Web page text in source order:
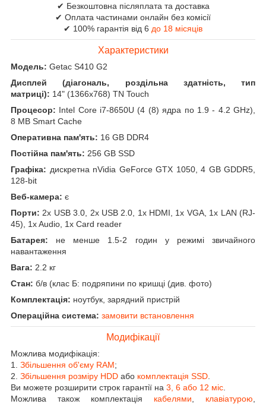
✔ Безкоштовна післяплата та доставка
✔ Оплата частинами онлайн без комісії
✔ 100% гарантія від 6 до 18 місяців
Характеристики
Модель: Getac S410 G2
Дисплей (діагональ, роздільна здатність, тип
матриці): 14" (1366x768) TN Touch
Процесор: Intel Core i7-8650U (4 (8) ядра по 1.9 - 4.2 GHz),
8 MB Smart Cache
Оперативна пам'ять: 16 GB DDR4
Постійна пам'ять: 256 GB SSD
Графіка: дискретна nVidia GeForce GTX 1050, 4 GB GDDR5,
128-bit
Веб-камера: є
Порти: 2x USB 3.0, 2x USB 2.0, 1x HDMI, 1x VGA, 1x LAN (RJ-
45), 1x Audio, 1x Card reader
Батарея: не менше 1.5-2 годин у режимі звичайного
навантаження
Вага: 2.2 кг
Стан: б/в (клас Б: подряпини по кришці (див. фото)
Комплектація: ноутбук, зарядний пристрій
Операційна система: замовити встановлення
Модифікації
Можлива модифікація:
1. Збільшення об'єму RAM;
2. Збільшення розміру HDD або комплектація SSD
Ви можете розширити строк гарантії на 3, 6 або 12 міс
Можлива також комплектація кабелями клавіатурою